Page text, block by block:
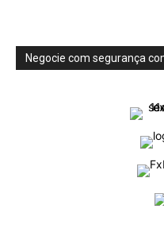
Negocie com segurança